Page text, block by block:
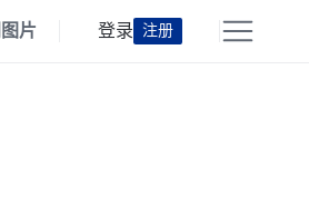
图片 登录 注册